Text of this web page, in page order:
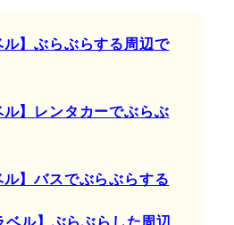
ル】ぶらぶらする周辺で
ル】レンタカーでぶらぶ
ル】バスでぶらぶらする
ベル】ぶらぶらした周辺